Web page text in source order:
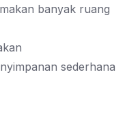
banyak ruang
sederhana